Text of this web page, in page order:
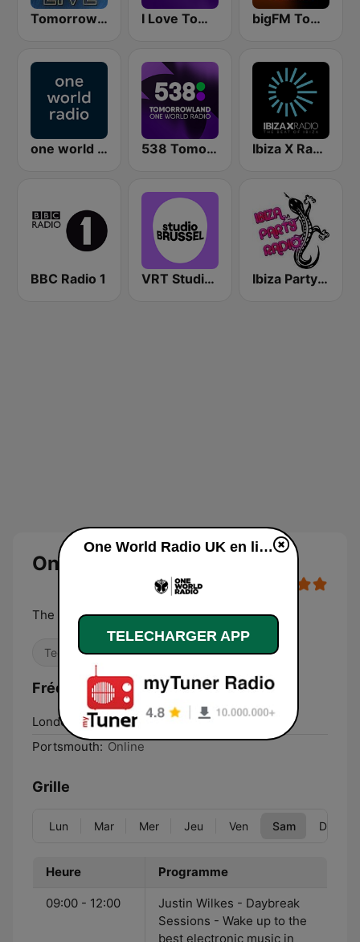
Tomorrowland Live I Love Tomorrowland One World Radio bigFM Tomorrowland One World Radio
one world radio 538 Tomorrowland One World Radio Ibiza X Radio
BBC Radio 1 VRT Studio Brussel Ibiza Party Radio
One World Radio UK
The Sound of Tomorrowland
Techno Danse / EDM
Fréquences One World Radio UK:
London:
Online
Portsmouth: Online
Grille
Lun Mar Mer Jeu Ven Sam Dim
Heure Programme
09:00 - 12:00
Justin Wilkes - Daybreak
Sessions - Wake up to the
best electronic music in
One World Radio UK en ligne
TELECHARGER APP